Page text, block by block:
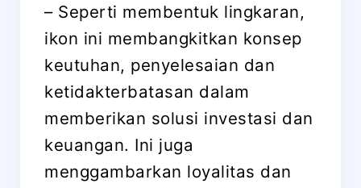
– Seperti membentuk lingkaran,
ikon ini membangkitkan konsep
keutuhan, penyelesaian dan
ketidakterbatasan dalam
memberikan solusi investasi dan
keuangan. Ini juga
menggambarkan loyalitas dan